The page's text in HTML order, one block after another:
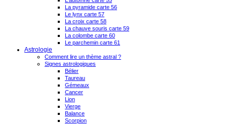
La pyramide carte 56
Le lynx carte 57
La croix carte 58
La chauve souris carte 59
La colombe carte 60
Le parchemin carte 61
Astrologie
Comment lire un thème astral ?
Signes astrologiques
Bélier
Taureau
Gémeaux
Cancer
Lion
Vierge
Balance
Scorpion